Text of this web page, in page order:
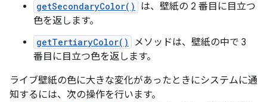
getSecondaryColor()
は、壁紙の 2 番目に目立つ
色を返します。
getTertiaryColor()
メソッドは、壁紙の中で 3
番目に目立つ色を返します。
ライブ壁紙の色に大きな変化があったときにシステムに通
知するには、次の操作を行います。